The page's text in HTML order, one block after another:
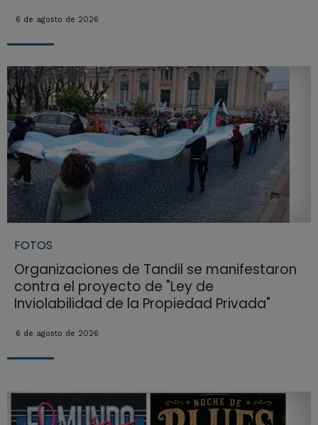
6 de agosto de 2026
FOTOS
Organizaciones de Tandil se manifestaron
contra el proyecto de "Ley de
Inviolabilidad de la Propiedad Privada"
6 de agosto de 2026